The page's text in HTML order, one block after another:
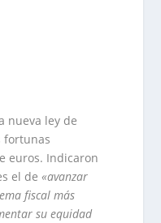
nueva ley de
fortunas
euros. Indicaron
el de«avanzar
fiscal más
su equidad